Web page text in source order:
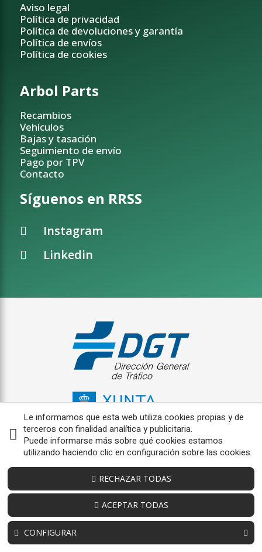
Aviso legal
Política de privacidad
Política de devoluciones y garantía
Política de envíos
Política de cookies
Arbol Parts
Recambios
Vehículos
Bajas y tasación
Seguimiento de envío
Pago por TPV
Contacto
Síguenos en RRSS
Instagram
Linkedin
Le informamos que esta web utiliza cookies propias y de
terceros con finalidad analítica y publicitaria.
Puede informarse más sobre qué cookies estamos
utilizando haciendo clic en configuración sobre las cookies.
CONFIGURAR
RECHAZAR TODAS
ACEPTAR TODAS